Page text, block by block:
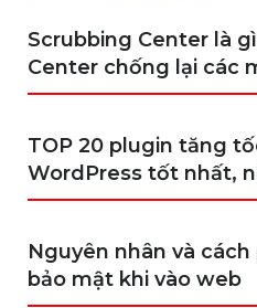
Scrubbing Center là
Center chống lại các
TOP 20 plugin tăng
WordPress tốt nhất,
Nguyên nhân và
bảo mật khi vào web